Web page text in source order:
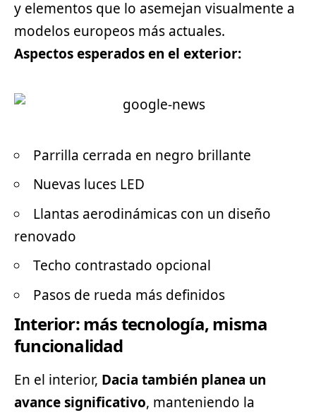
y elementos que lo asemejan visualmente a
modelos europeos más actuales.
Aspectos esperados en el exterior:
Parrilla cerrada en negro brillante
Nuevas luces LED
Llantas aerodinámicas con un diseño
renovado
Techo contrastado opcional
Pasos de rueda más definidos
Interior: más tecnología, misma
funcionalidad
En el interior, Dacia también planea un
avance significativo, manteniendo la